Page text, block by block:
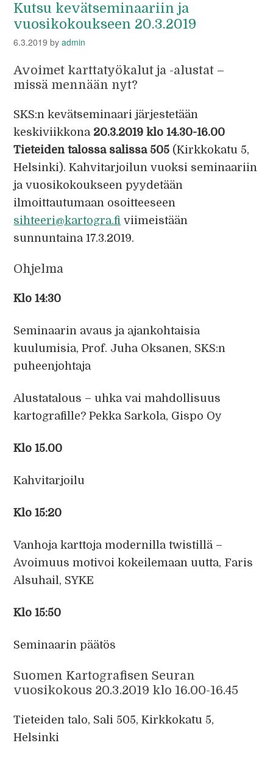
Kutsu kevätseminaariin ja
vuosikokoukseen 20.3.2019
6.3.2019 byadmin
Avoimet karttatyökalut ja -alustat –
missä mennään nyt?
SKS:n kevätseminaari järjestetään
keskiviikkona 20.3.2019 klo 14.30-16.00
Tieteiden talossa salissa 505 (Kirkkokatu 5,
Helsinki). Kahvitarjoilun vuoksi seminaariin
ja vuosikokoukseen pyydetään
ilmoittautumaan osoitteeseen
sihteeri@kartogra.fi viimeistään
sunnuntaina 17.3.2019.
Ohjelma
Klo 14:30
Seminaarin avaus ja ajankohtaisia
kuulumisia, Prof. Juha Oksanen, SKS:n
puheenjohtaja
Alustatalous – uhka vai mahdollisuus
kartografille? Pekka Sarkola, Gispo Oy
Klo 15.00
Kahvitarjoilu
Klo 15:20
Vanhoja karttoja modernilla twistillä –
Avoimuus motivoi kokeilemaan uutta, Faris
Alsuhail, SYKE
Klo 15:50
Seminaarin päätös
Suomen Kartografisen Seuran
vuosikokous 20.3.2019 klo 16.00-16.45
Tieteiden talo, Sali 505, Kirkkokatu 5,
Helsinki